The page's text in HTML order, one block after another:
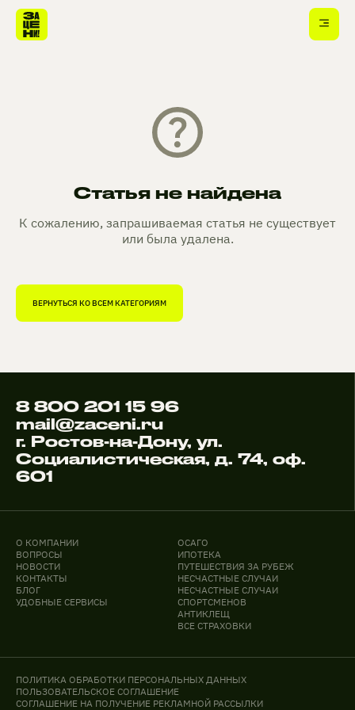
Статья не найдена
К сожалению, запрашиваемая статья не существует
или была удалена.
ВЕРНУТЬСЯ КО ВСЕМ КАТЕГОРИЯМ
8 800 201 15 96
mail@zaceni.ru
г. Ростов-на-Дону, ул.
Социалистическая, д. 74, оф.
601
О КОМПАНИИ
ВОПРОСЫ
НОВОСТИ
КОНТАКТЫ
БЛОГ
УДОБНЫЕ СЕРВИСЫ
ОСАГО
ИПОТЕКА
ПУТЕШЕСТВИЯ ЗА РУБЕЖ
НЕСЧАСТНЫЕ СЛУЧАИ
НЕСЧАСТНЫЕ СЛУЧАИ
СПОРТСМЕНОВ
АНТИКЛЕЩ
ВСЕ СТРАХОВКИ
ПОЛИТИКА ОБРАБОТКИ ПЕРСОНАЛЬНЫХ ДАННЫХ
ПОЛЬЗОВАТЕЛЬСКОЕ СОГЛАШЕНИЕ
СОГЛАШЕНИЕ НА ПОЛУЧЕНИЕ РЕКЛАМНОЙ РАССЫЛКИ